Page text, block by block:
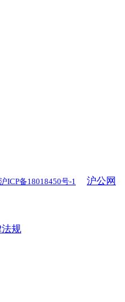
沪ICP备18018450号-1
沪公网
规